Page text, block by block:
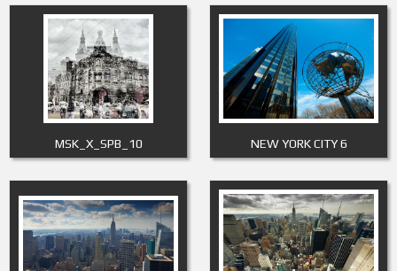
MSK_X_SPB_10 NEW YORK CITY 6